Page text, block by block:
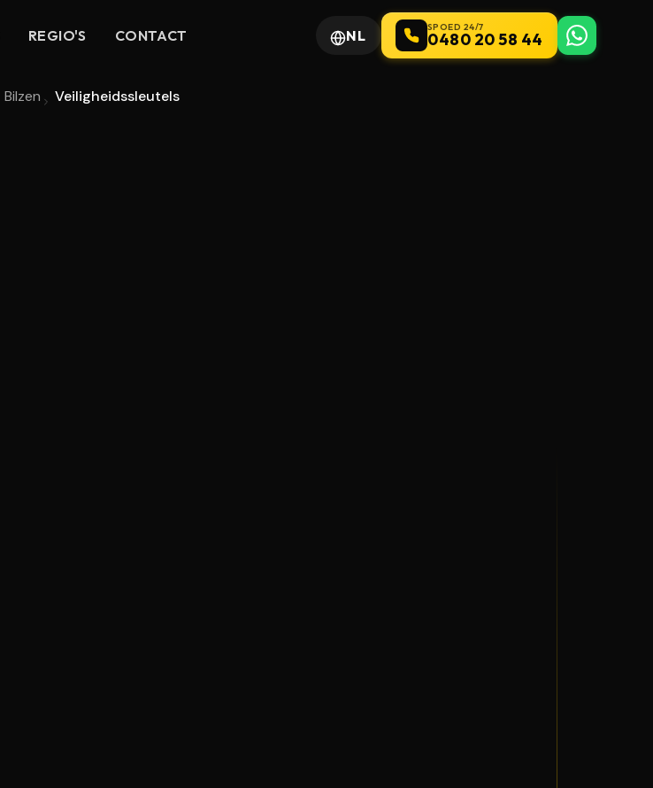
REGIO'S CONTACT NL SPOED 24/7
0480 20 58 44
Bilzen Veiligheidssleutels